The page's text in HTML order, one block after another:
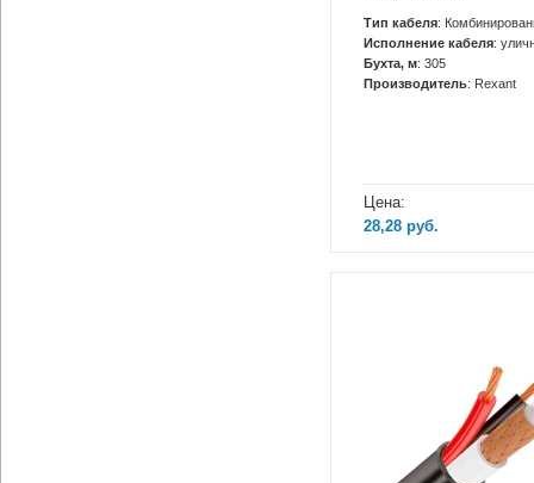
Тип кабеля:
Исполнение кабеля:
Бухта, м: 305
Производитель: Rexant
Цена:
28,28 руб.